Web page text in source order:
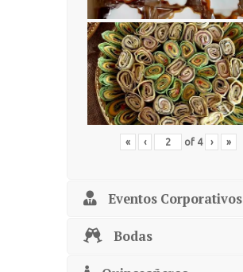
« ‹ of 4 › »
Eventos Corporativos
Bodas